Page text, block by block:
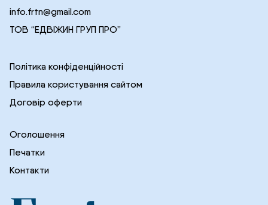
info.frtn@gmail.com
ТОВ “ЕДВІЖИН ГРУП ПРО”
Політика конфіденційності
Правила користування сайтом
Договір оферти
Оголошення
Печатки
Контакти